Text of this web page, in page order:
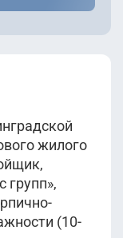
жилого
групп»,
(10-